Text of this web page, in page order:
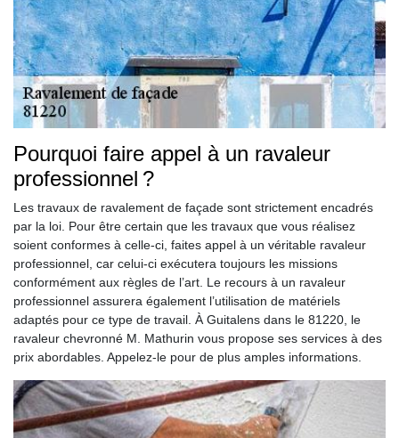
Pourquoi faire appel à un ravaleur
professionnel ?
Les travaux de ravalement de façade sont strictement encadrés
par la loi. Pour être certain que les travaux que vous réalisez
soient conformes à celle-ci, faites appel à un véritable ravaleur
professionnel, car celui-ci exécutera toujours les missions
conformément aux règles de l’art. Le recours à un ravaleur
professionnel assurera également l’utilisation de matériels
adaptés pour ce type de travail. À Guitalens dans le 81220, le
ravaleur chevronné M. Mathurin vous propose ses services à des
prix abordables. Appelez-le pour de plus amples informations.